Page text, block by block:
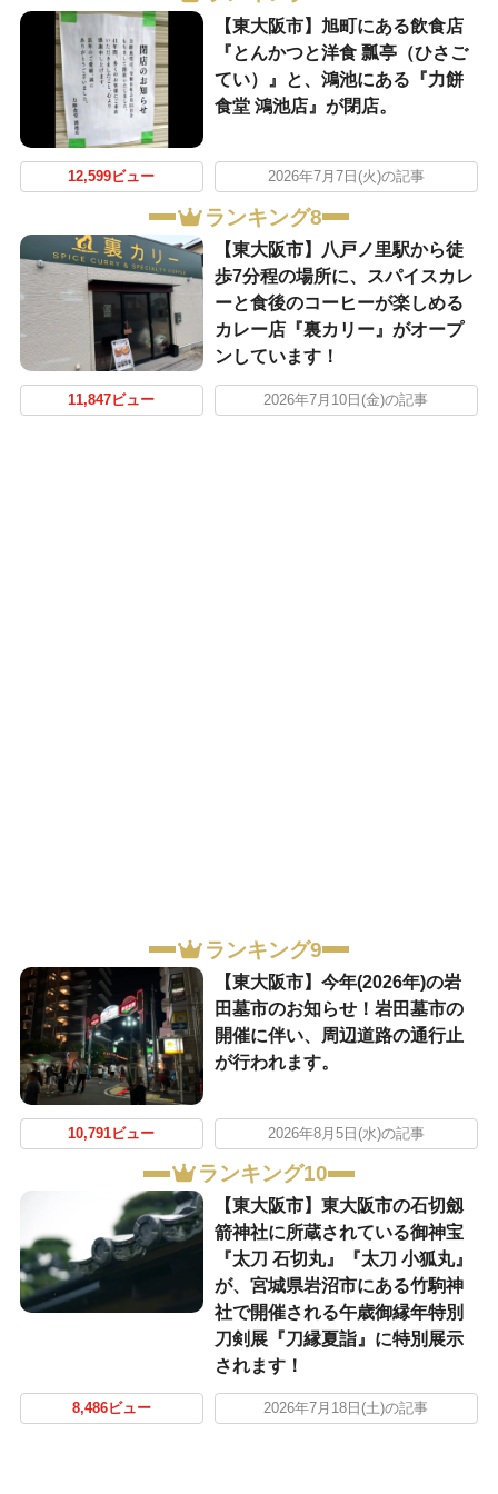
【東大阪市】旭町にある飲食店
『とんかつと洋食 瓢亭（ひさご
てい）』と、鴻池にある『力餅
食堂 鴻池店』が閉店。
12,599ビュー 2026年7月7日(火)の記事
ランキング8
【東大阪市】八戸ノ里駅から徒
歩7分程の場所に、スパイスカレ
ーと食後のコーヒーが楽しめる
カレー店『裏カリー』がオープ
ンしています！
11,847ビュー 2026年7月10日(金)の記事
ランキング9
【東大阪市】今年(2026年)の岩
田墓市のお知らせ！岩田墓市の
開催に伴い、周辺道路の通行止
が行われます。
10,791ビュー 2026年8月5日(水)の記事
ランキング10
【東大阪市】東大阪市の石切劔
箭神社に所蔵されている御神宝
『太刀 石切丸』『太刀 小狐丸』
が、宮城県岩沼市にある竹駒神
社で開催される午歳御縁年特別
刀剣展『刀縁夏詣』に特別展示
されます！
8,486ビュー 2026年7月18日(土)の記事